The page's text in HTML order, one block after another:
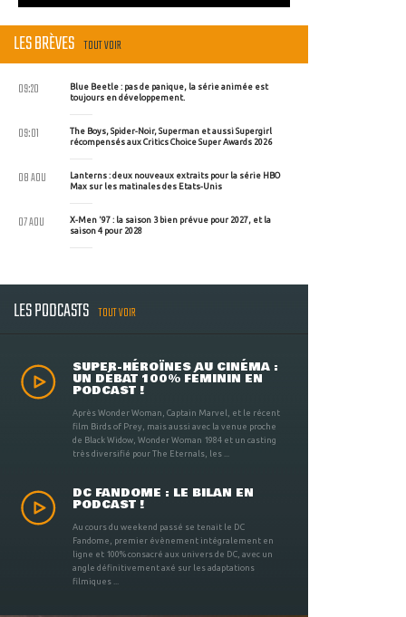
LES BRÈVES TOUT VOIR
Blue Beetle : pas de panique, la série animée est
toujours en développement.
09:20
The Boys, Spider-Noir, Superman et aussi Supergirl
récompensés aux Critics Choice Super Awards 2026
09:01
Lanterns : deux nouveaux extraits pour la série HBO
Max sur les matinales des Etats-Unis
08 AOU
X-Men '97 : la saison 3 bien prévue pour 2027, et la
saison 4 pour 2028
07 AOU
LES PODCASTS TOUT VOIR
SUPER-HÉROÏNES AU CINÉMA :
UN DÉBAT 100% FÉMININ EN
PODCAST !
Après Wonder Woman, Captain Marvel, et le récent
film Birds of Prey, mais aussi avec la venue proche
de Black Widow, Wonder Woman 1984 et un casting
très diversifié pour The Eternals, les ...
DC FANDOME : LE BILAN EN
PODCAST !
Au cours du weekend passé se tenait le DC
Fandome, premier évènement intégralement en
ligne et 100% consacré aux univers de DC, avec un
angle définitivement axé sur les adaptations
filmiques ...